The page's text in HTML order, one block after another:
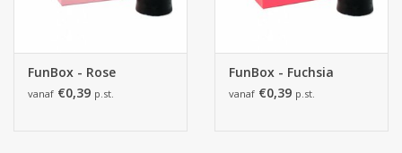
FunBox - Rose
vanaf €0,39 p.st.
FunBox - Fuchsia
vanaf €0,39 p.st.